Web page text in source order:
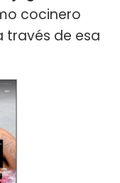
cocinero
de esa